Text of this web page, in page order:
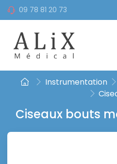
09 78 81 20 73
Instrumentation
Ciseaux bouts